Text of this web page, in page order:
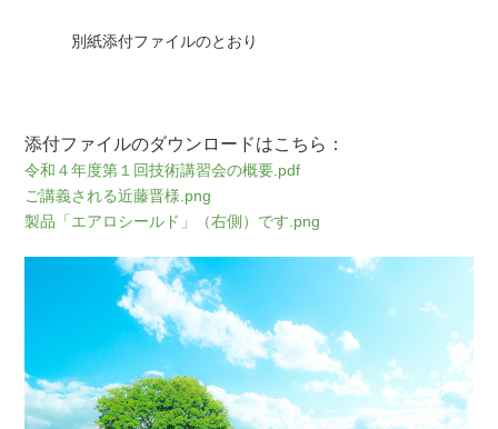
別紙添付ファイルのとおり
添付ファイルのダウンロードはこちら：
令和４年度第１回技術講習会の概要.pdf
ご講義される近藤晋様.png
製品「エアロシールド」（右側）です.png